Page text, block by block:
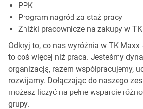
PPK
Program nagród za staż pracy
Zniżki pracownicze na zakupy w
Odkryj to, co nas wyróżnia w TK Maxx
to coś więcej niż praca. Jesteśmy
organizacją, razem współpracujemy,
rozwijamy. Dołączając do naszego
możesz liczyć na pełne wsparcie
grupy.